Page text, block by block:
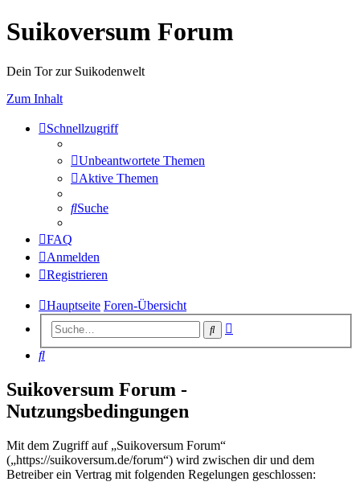
Suikoversum Forum
Dein Tor zur Suikodenwelt
Zum Inhalt
Schnellzugriff
Unbeantwortete Themen
Aktive Themen
Suche
FAQ
Anmelden
Registrieren
Hauptseite Foren-Übersicht
Suche
Suche
Suikoversum Forum -
Nutzungsbedingungen
Mit dem Zugriff auf „Suikoversum Forum“
(„https://suikoversum.de/forum“) wird zwischen dir und dem
Betreiber ein Vertrag mit folgenden Regelungen geschlossen: